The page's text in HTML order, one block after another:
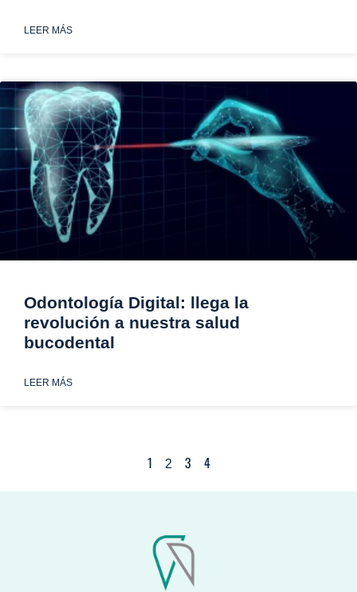
LEER MÁS
Odontología Digital: llega la
revolución a nuestra salud
bucodental
LEER MÁS
1 2 3 4